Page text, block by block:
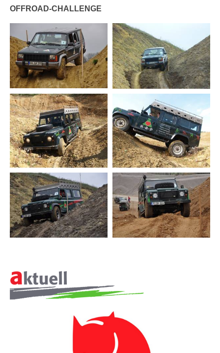
Hochsitze bauen - Bäume pflanzen
Höhlenexpedition
Iglu-Bau
Kanu
Klettersteig
Kugelbahn
Mountainbike
Offroad-Challenge
Online-Kettenreaktionsparcours
Outdoor-Teamkochen
Rennschlitten-Bau
Schwitzhütten-Bau
OFFROAD-CHALLENGE